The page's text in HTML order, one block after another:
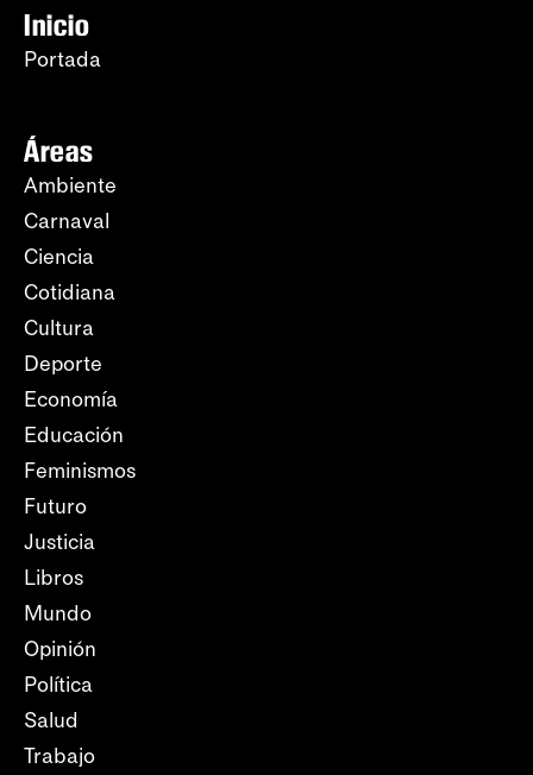
Inicio
Portada
Áreas
Ambiente
Carnaval
Ciencia
Cotidiana
Cultura
Deporte
Economía
Educación
Feminismos
Futuro
Justicia
Libros
Mundo
Opinión
Política
Salud
Trabajo